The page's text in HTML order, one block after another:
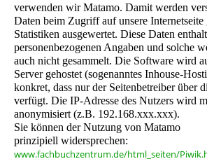
verwenden wir Matamo. Damit werden
Daten beim Zugriff auf unsere Internetseite
Statistiken ausgewertet. Diese Daten
personenbezogenen Angaben und solche
auch nicht gesammelt. Die Software wird
Server gehostet (sogenanntes Inhouse-
konkret, dass nur der Seitenbetreiber über
verfügt. Die IP-Adresse des Nutzers wird
anonymisiert (z.B. 192.168.xxx.xxx).
Sie können der Nutzung von Matamo
prinzipiell widersprechen:
www.fachbuchzentrum.de/html_seiten/